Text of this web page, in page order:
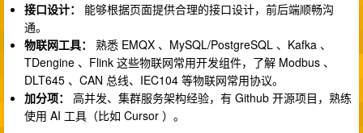
接口设计：
能够根据页面提供合理的接口设计，前后端顺畅沟
通。
物联网工具：
熟悉 EMQX 、MySQL/PostgreSQL 、Kafka 、
TDengine 、Flink 这些物联网常用开发组件，了解 Modbus 、
DLT645 、CAN 总线、IEC104 等物联网常用协议。
加分项：
高并发、集群服务架构经验，有 Github 开源项目，熟练
使用 AI 工具（比如 Cursor ）。